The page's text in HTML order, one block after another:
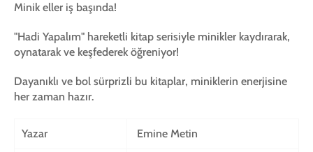
Minik eller iş başında!
"Hadi Yapalım" hareketli kitap serisiyle minikler kaydırarak,
oynatarak ve keşfederek öğreniyor!
Dayanıklı ve bol sürprizli bu kitaplar, miniklerin enerjisine
her zaman hazır.
Yazar Emine Metin